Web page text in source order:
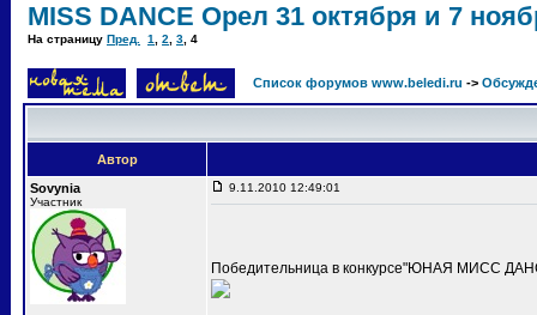
MISS DANCE Орел 31 октября и 7
На страницу Пред. 1 2 3 4
Список форумов www.beledi.ru ->
Автор
Sovynia
Участник
9.11.2010 12:49:01
Победительница в конкурсе"ЮНАЯ МИСС